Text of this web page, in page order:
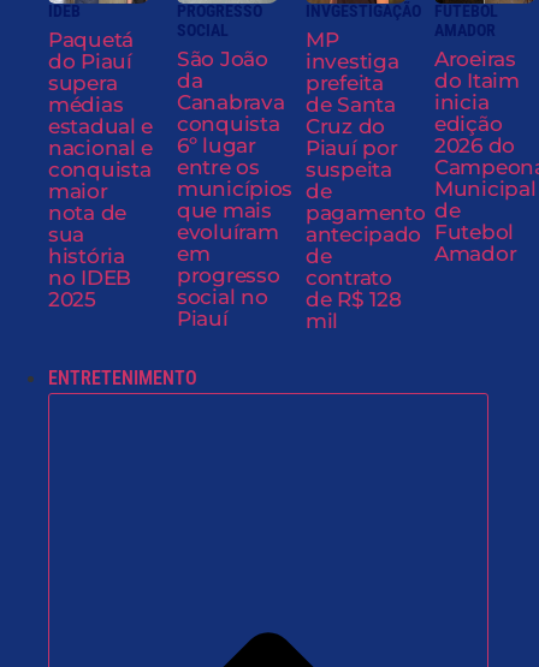
IDEB
Paquetá
do Piauí
supera
médias
estadual e
nacional e
conquista
maior
nota de
sua
história
no IDEB
2025
PROGRESSO
SOCIAL
São João
da
Canabrava
conquista
6º lugar
entre os
municípios
que mais
evoluíram
em
progresso
social no
Piauí
INVGESTIGAÇÃO
MP
investiga
prefeita
de Santa
Cruz do
Piauí por
suspeita
de
pagamento
antecipado
de
contrato
de R$ 128
mil
FUTEBOL
AMADOR
Aroeiras
do Itaim
inicia
edição
2026 do
Municipal
de
Futebol
Amador
ENTRETENIMENTO